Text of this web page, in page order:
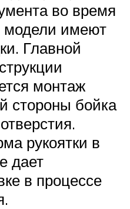
во время
модели имеют
Главной
монтаж
стороны бойка
рукоятки в
дает
в процессе